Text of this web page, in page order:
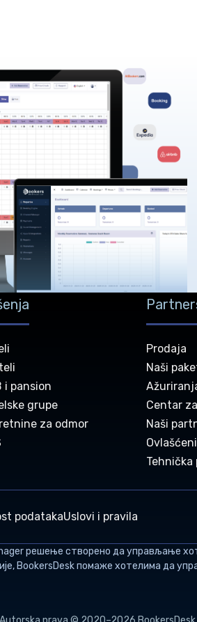
i pansion
grupe
za odmor
Prodaja
Naši
Centar
Naši
Tehnička
podatakaUslovi i pravila
решење створено да управљање
BookersDesk помаже хотелима да